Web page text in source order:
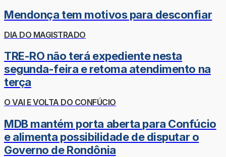
Mendonça tem motivos para desconfiar
DIA DO MAGISTRADO
TRE-RO não terá expediente nesta
segunda-feira e retoma atendimento na
terça
O VAI E VOLTA DO CONFÚCIO
MDB mantém porta aberta para Confúcio
e alimenta possibilidade de disputar o
Governo de Rondônia